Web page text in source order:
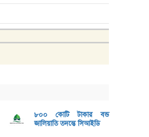
৮০০ কোটি টাকার বন্ড
জালিয়াতি তদন্তে সিআইডি